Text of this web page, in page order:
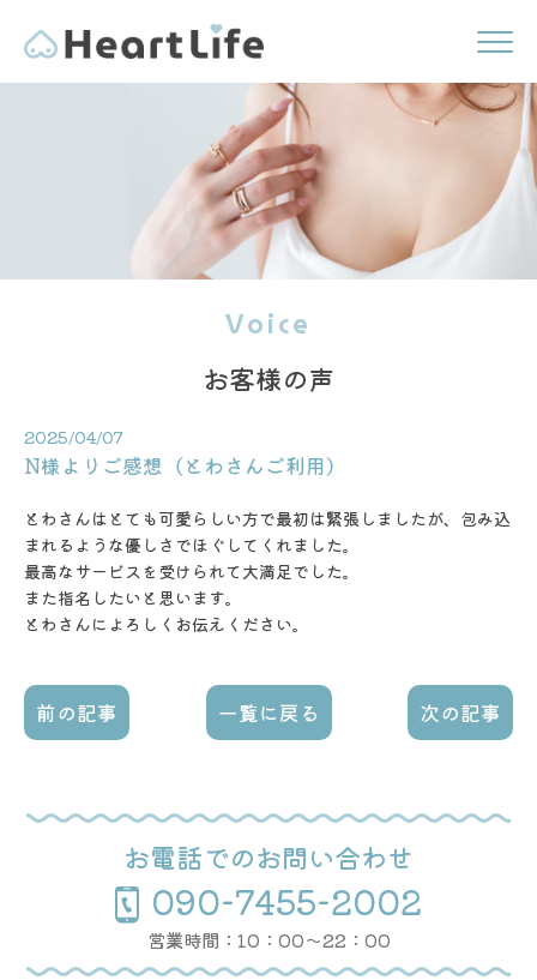
Voice
お客様の声
2025/04/07
N様よりご感想（とわさんご利用）
とわさんはとても可愛らしい方で最初は緊張しましたが、包み込
まれるような優しさでほぐしてくれました。
最高なサービスを受けら れて大満足でした。
また指名したいと思います。
とわさんによろしくお伝えください。
前の記事 一覧に戻る 次の記事
お電話でのお問い合わせ
090-7455-2002
営業時間：10：00〜22：00